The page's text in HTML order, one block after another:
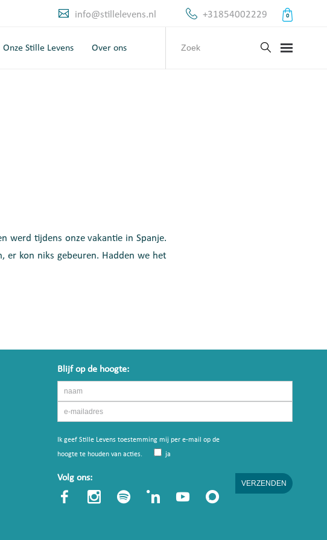
info@stillelevens.nl +31854002229 0
Onze Stille Levens Over ons
werd tijdens onze vakantie in Spanje.
er kon niks gebeuren. Hadden we het
Blijf op de hoogte:
Ik geef Stille Levens toestemming mij per e-mail op de
hoogte te houden van acties.
ja
Volg ons: